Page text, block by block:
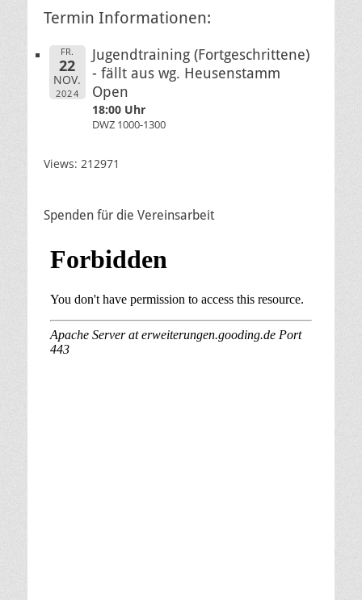
Termin Informationen:
FR.
22
NOV.
2024
Jugendtraining (Fortgeschrittene)
- fällt aus wg. Heusenstamm
Open
18:00 Uhr
DWZ 1000-1300
Views: 212971
Spenden für die Vereinsarbeit